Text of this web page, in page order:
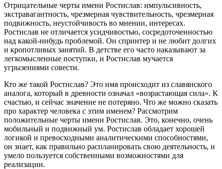
Отрицательные черты имени Ростислав: импульсивность,
экстравагантность, чрезмерная чувствительность, чрезмерная
подвижность, неустойчивость во мнении, интересах.
Ростислав не отличается усидчивостью, сосредоточенностью
над какой-нибудь проблемой. Он спринтер и не любит долгих
и кропотливых занятий. В детстве его часто наказывают за
легкомысленные поступки, и Ростислав мучается
угрызениями совести.
Кто же такой Ростислав? Это имя происходит из славянского
аналога, который в древности означал «возрастающая сила». К
счастью, и сейчас значение не потеряно. Что же можно сказать
про характер человека с этим именем? Рассмотрим
положительные черты имени Ростислав. Это, конечно, очень
мобильный и подвижный ум. Ростислав обладает хорошей
логикой и превосходными аналитическими способностями,
он знает, как правильно распланировать свою деятельность, и
умело пользуется собственными возможностями для
реализации.